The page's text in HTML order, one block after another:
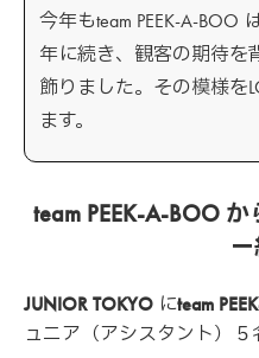
今年もteam PEEK-A-BOO
年に続き、観客の期待を
飾りました。その模様を
ます。
team PEEK-A-BOO
JUNIOR TOKYO にteam
ュニア（アシスタント）５